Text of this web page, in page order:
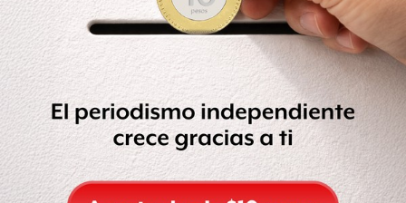
Tras escuchar varias detonaciones de arma de fuego,
vecinos llamaron al 911 para hacer el reporte, por lo que
Policía Naval, la Guardia Nacional y Elementos de la
Secretaría de Seguridad Pública (SSP) arribaron al lugar.